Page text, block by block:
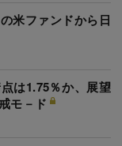
米ファンドから日
は1.75％か、展望
モ－ド